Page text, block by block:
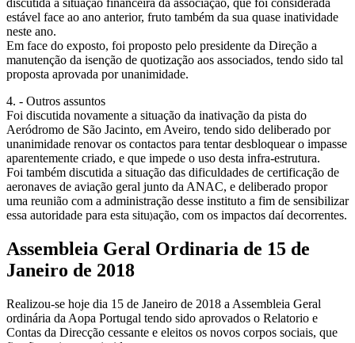
discutida a situação financeira da associação, que foi considerada
estável face ao ano anterior, fruto também da sua quase inatividade
neste ano.
Em face do exposto, foi proposto pelo presidente da Direção a
manutenção da isenção de quotização aos associados, tendo sido tal
proposta aprovada por unanimidade.
4. - Outros assuntos
Foi discutida novamente a situação da inativação da pista do
Aeródromo de São Jacinto, em Aveiro, tendo sido deliberado por
unanimidade renovar os contactos para tentar desbloquear o impasse
aparentemente criado, e que impede o uso desta infra-estrutura.
Foi também discutida a situação das dificuldades de certificação de
aeronaves de aviação geral junto da ANAC, e deliberado propor
uma reunião com a administração desse instituto a fim de sensibilizar
essa autoridade para esta situ)ação, com os impactos daí decorrentes.
Assembleia Geral Ordinaria de 15 de
Janeiro de 2018
Realizou-se hoje dia 15 de Janeiro de 2018 a Assembleia Geral
ordinária da Aopa Portugal tendo sido aprovados o Relatorio e
Contas da Direcção cessante e eleitos os novos corpos sociais, que